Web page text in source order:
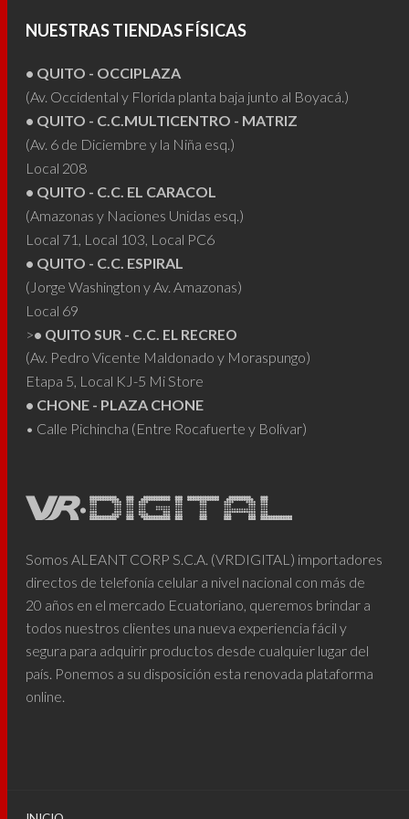
se
en
la
página
producto
NUESTRAS TIENDAS FÍSICAS
• QUITO - OCCIPLAZA
(Av. Occidental y Florida planta baja junto al Boyacá.)
• QUITO - C.C.MULTICENTRO - MATRIZ
(Av. 6 de Diciembre y la Niña esq.)
Local 208
• QUITO - C.C. EL CARACOL
(Amazonas y Naciones Unidas esq.)
Local 71, Local 103, Local PC6
• QUITO - C.C. ESPIRAL
(Jorge Washington y Av. Amazonas)
Local 69
>• QUITO SUR - C.C. EL RECREO
(Av. Pedro Vicente Maldonado y Moraspungo)
Etapa 5, Local KJ-5 Mi Store
• CHONE - PLAZA CHONE
• Calle Pichincha (Entre Rocafuerte y Bolívar)
Somos ALEANT CORP S.C.A. (VRDIGITAL) importadores
directos de telefonía celular a nivel nacional con más de
20 años en el mercado Ecuatoriano, queremos brindar a
todos nuestros clientes una nueva experiencia fácil y
segura para adquirir productos desde cualquier lugar del
país. Ponemos a su disposición esta renovada plataforma
online.